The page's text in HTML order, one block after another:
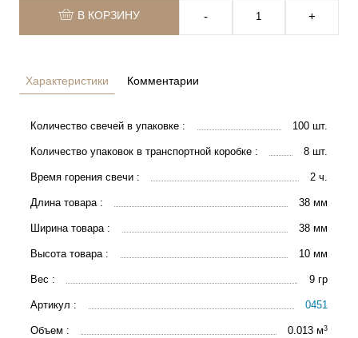
В КОРЗИНУ ‐ +
Характеристики
Количество свечей в упаковке : 100 шт.
Количество упаковок в транспортной коробке : 8 шт.
Время горения свечи : 2 ч.
Длина товара : 38 мм
Ширина товара : 38 мм
Высота товара : 10 мм
Вес : 9 гр
Артикул : 0451
Объем : 0.013 м3
Комментарии